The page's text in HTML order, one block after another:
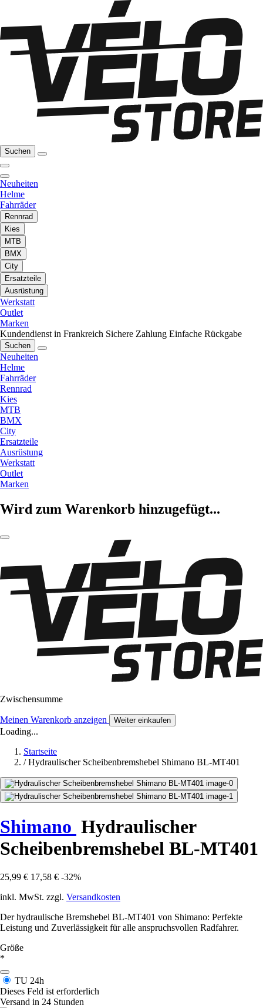
Suchen
Neuheiten
Helme
Fahrräder
Rennrad
Kies
MTB
BMX
City
Ersatzteile
Ausrüstung
Werkstatt
Outlet
Marken
Kundendienst in Frankreich Sichere Zahlung Einfache Rückgabe
Suchen
Neuheiten
Helme
Fahrräder
Rennrad
Kies
MTB
BMX
City
Ersatzteile
Ausrüstung
Werkstatt
Outlet
Marken
Wird zum Warenkorb hinzugefügt...
Zwischensumme
Meinen Warenkorb anzeigen Weiter einkaufen
Loading...
Startseite
/ Hydraulischer Scheibenbremshebel Shimano BL-MT401
Shimano Hydraulischer
Scheibenbremshebel BL-MT401
25,99 € 17,58 € -32%
inkl. MwSt. zzgl. Versandkosten
Der hydraulische Bremshebel BL-MT401 von Shimano: Perfekte
Leistung und Zuverlässigkeit für alle anspruchsvollen Radfahrer.
Größe
*
TU 24h
Dieses Feld ist erforderlich
Versand in 24 Stunden